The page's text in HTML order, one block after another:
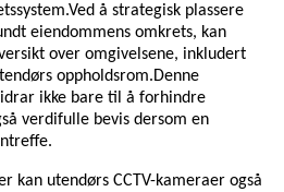
å strategisk plassere
eiendommens omkrets, kan
over omgivelsene, inkludert
oppholdsrom.Denne
ikke bare til å forhindre
verdifulle bevis dersom en
kan utendørs CCTV-kameraer også